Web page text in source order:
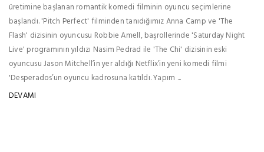
üretimine başlanan romantik komedi filminin oyuncu seçimlerine
başlandı. 'Pitch Perfect' filminden tanıdığımız Anna Camp ve 'The
Flash' dizisinin oyuncusu Robbie Amell, başrollerinde 'Saturday Night
Live' programının yıldızı Nasim Pedrad ile 'The Chi' dizisinin eski
oyuncusu Jason Mitchell’in yer aldığı Netflix’in yeni komedi filmi
'Desperados’un oyuncu kadrosuna katıldı. Yapım ...
DEVAMI